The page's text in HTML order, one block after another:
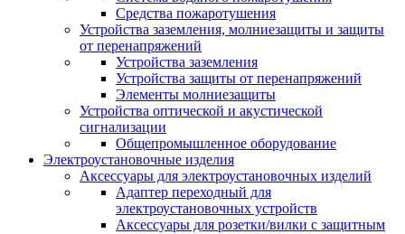
Средства пожаротушения
Устройства заземления, молниезащиты и защиты
от перенапряжений
Устройства заземления
Устройства защиты от перенапряжений
Элементы молниезащиты
Устройства оптической и акустической
сигнализации
Общепромышленное оборудование
Электроустановочные изделия
Аксессуары для электроустановочных изделий
Адаптер переходный для
электроустановочных устройств
Аксессуары для розетки/вилки с защитным